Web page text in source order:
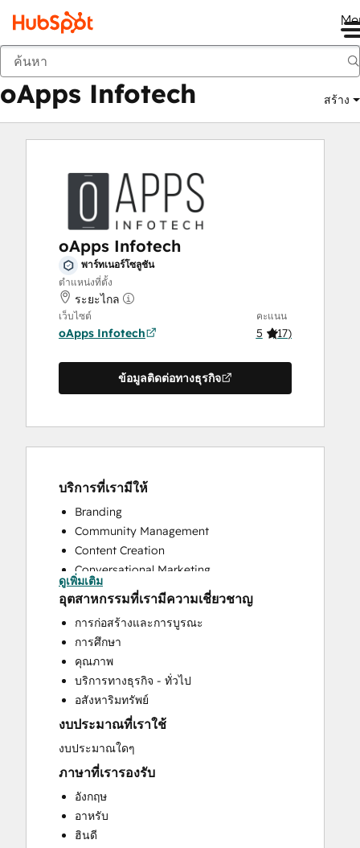
ตลาด พาร์ทเนอร์โซลูชัน:
oApps Infotech สร้าง
oApps Infotech
พาร์ทเนอร์โซลูชัน
ตำแหน่งที่ตั้ง
ระยะไกล
เว็บไซต์
oApps Infotech
คะแนน
5 (17)
ข้อมูลติดต่อทางธุรกิจ
บริการที่เรามีให้
Branding
Community Management
Content Creation
Conversational Marketing
CRM Implementation
CRM Migration
Custom API Integrations
Customer Marketing
Customer Success Training
Customer Support Training
Customer Survey and Analysis
Email Marketing
Full Inbound Marketing Services
Help Desk Implementation
Knowledge Base Development
Paid Advertising
Programmable Automation
Public Relations
ดูเพิ่มเติม
อุตสาหกรรมที่เรามีความเชี่ยวชาญ
การก่อสร้างและการบูรณะ
การศึกษา
คุณภาพ
บริการทางธุรกิจ - ทั่วไป
อสังหาริมทรัพย์
งบประมาณที่เราใช้
งบประมาณใดๆ
ภาษาที่เรารองรับ
อังกฤษ
อาหรับ
ฮินดี